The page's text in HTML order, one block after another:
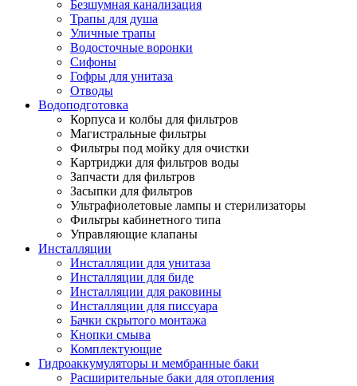
Безшумная канализация
Трапы для душа
Уличные трапы
Водосточные воронки
Сифоны
Гофры для унитаза
Отводы
Водоподготовка
Корпуса и колбы для фильтров
Магистральные фильтры
Фильтры под мойку для очистки
Картриджи для фильтров воды
Запчасти для фильтров
Засыпки для фильтров
Ультрафиолетовые лампы и стерилизаторы
Фильтры кабинетного типа
Управляющие клапаны
Инсталляции
Инсталляции для унитаза
Инсталляции для биде
Инсталляции для раковины
Инсталляции для писсуара
Бачки скрытого монтажа
Кнопки смыва
Комплектующие
Гидроаккумуляторы и мембранные баки
Расширительные баки для отопления